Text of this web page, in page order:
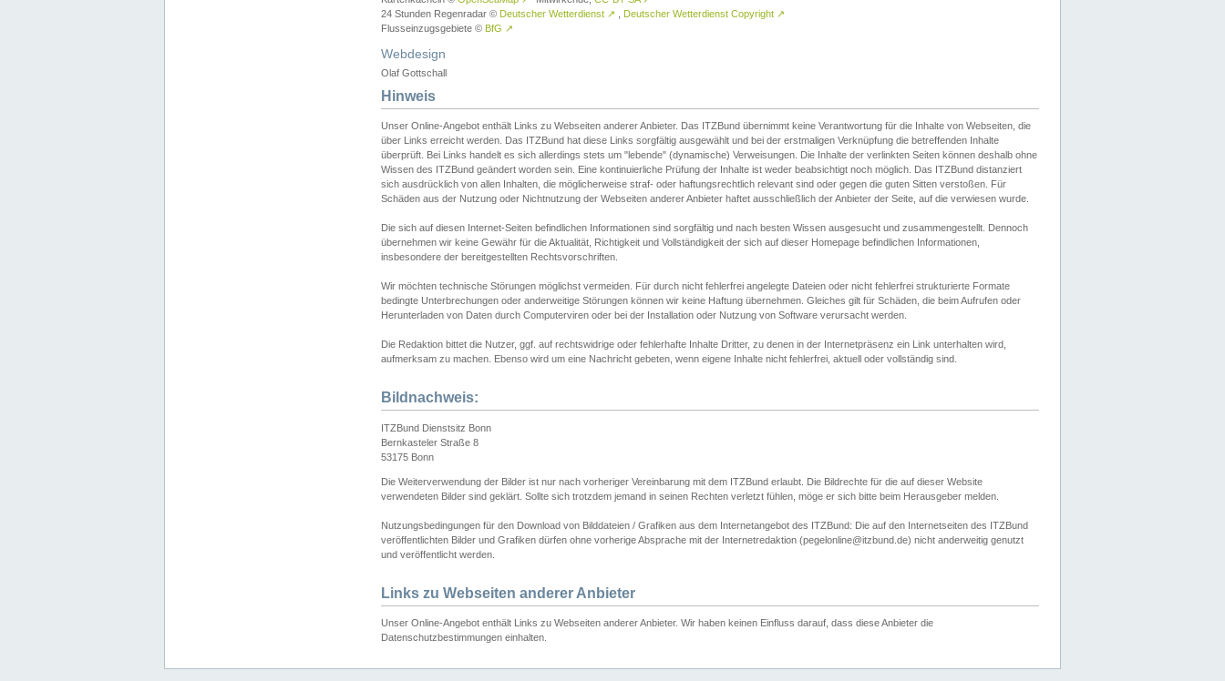
24 Stunden Regenradar © Deutscher Wetterdienst ↗ Deutscher Wetterdienst Copyright ↗
Flusseinzugsgebiete © BfG ↗
Webdesign
Olaf Gottschall
Hinweis
Unser Online-Angebot enthält Links zu Webseiten anderer Anbieter. Das ITZBund übernimmt keine Verantwortung für die Inhalte von Webseiten, die
über Links erreicht werden. Das ITZBund hat diese Links sorgfältig ausgewählt und bei der erstmaligen Verknüpfung die betreffenden Inhalte
überprüft. Bei Links handelt es sich allerdings stets um "lebende" (dynamische) Verweisungen. Die Inhalte der verlinkten Seiten können deshalb ohne
Wissen des ITZBund geändert worden sein. Eine kontinuierliche Prüfung der Inhalte ist weder beabsichtigt noch möglich. Das ITZBund distanziert
sich ausdrücklich von allen Inhalten, die möglicherweise straf- oder haftungsrechtlich relevant sind oder gegen die guten Sitten verstoßen. Für
Schäden aus der Nutzung oder Nichtnutzung der Webseiten anderer Anbieter haftet ausschließlich der Anbieter der Seite, auf die verwiesen wurde.
Die sich auf diesen Internet-Seiten befindlichen Informationen sind sorgfältig und nach besten Wissen ausgesucht und zusammengestellt. Dennoch
übernehmen wir keine Gewähr für die Aktualität, Richtigkeit und Vollständigkeit der sich auf dieser Homepage befindlichen Informationen,
insbesondere der bereitgestellten Rechtsvorschriften.
Wir möchten technische Störungen möglichst vermeiden. Für durch nicht fehlerfrei angelegte Dateien oder nicht fehlerfrei strukturierte Formate
bedingte Unterbrechungen oder anderweitige Störungen können wir keine Haftung übernehmen. Gleiches gilt für Schäden, die beim Aufrufen oder
Herunterladen von Daten durch Computerviren oder bei der Installation oder Nutzung von Software verursacht werden.
Die Redaktion bittet die Nutzer, ggf. auf rechtswidrige oder fehlerhafte Inhalte Dritter, zu denen in der Internetpräsenz ein Link unterhalten wird,
aufmerksam zu machen. Ebenso wird um eine Nachricht gebeten, wenn eigene Inhalte nicht fehlerfrei, aktuell oder vollständig sind.
Bildnachweis:
ITZBund Dienstsitz Bonn
Bernkasteler Straße 8
53175 Bonn
Die Weiterverwendung der Bilder ist nur nach vorheriger Vereinbarung mit dem ITZBund erlaubt. Die Bildrechte für die auf dieser Website
verwendeten Bilder sind geklärt. Sollte sich trotzdem jemand in seinen Rechten verletzt fühlen, möge er sich bitte beim Herausgeber melden.
Nutzungsbedingungen für den Download von Bilddateien / Grafiken aus dem Internetangebot des ITZBund: Die auf den Internetseiten des ITZBund
veröffentlichten Bilder und Grafiken dürfen ohne vorherige Absprache mit der Internetredaktion (pegelonline@itzbund.de) nicht anderweitig genutzt
und veröffentlicht werden.
Links zu Webseiten anderer Anbieter
Unser Online-Angebot enthält Links zu Webseiten anderer Anbieter. Wir haben keinen Einfluss darauf, dass diese Anbieter die
Datenschutzbestimmungen einhalten.